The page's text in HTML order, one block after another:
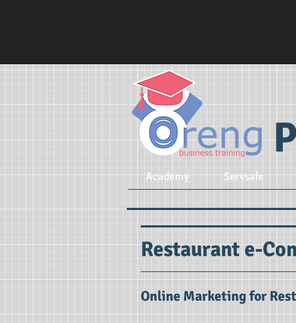
Academy Servsafe
Restaurant e-
Online Marketing for